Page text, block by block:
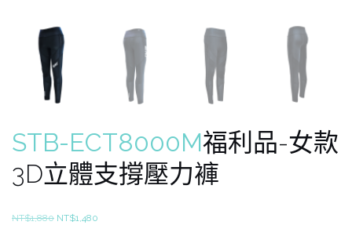
STB-ECT8000M福利品-女款
3D立體支撐壓力褲
NT$1,880 原
NT$1,480